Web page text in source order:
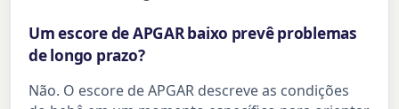
Um escore de APGAR baixo prevê problemas
de longo prazo?
Não. O escore de APGAR descreve as condições